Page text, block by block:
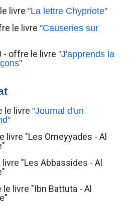
livre "La lettre Chypriote"
le livre "Causeries sur
- offre le livre "J'apprends la
le livre "Journal d'un
livre "Les Omeyyades - Al
"Les Abbassides - Al
livre "Ibn Battuta - Al